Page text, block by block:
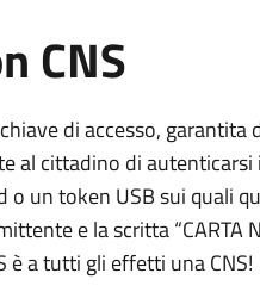
CNS
di accesso, garantita
al cittadino di autenticarsi
un token USB sui quali
e la scritta “CARTA
è a tutti gli effetti una CNS!